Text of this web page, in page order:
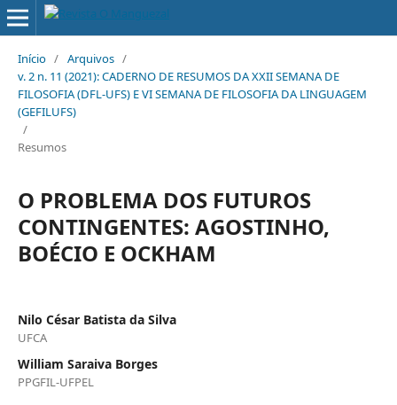
Início / Arquivos /
v. 2 n. 11 (2021): CADERNO DE RESUMOS DA XXII SEMANA DE
FILOSOFIA (DFL-UFS) E VI SEMANA DE FILOSOFIA DA LINGUAGEM
(GEFILUFS)
/
Resumos
O PROBLEMA DOS FUTUROS
CONTINGENTES: AGOSTINHO,
BOÉCIO E OCKHAM
Nilo César Batista da Silva
UFCA
William Saraiva Borges
PPGFIL-UFPEL